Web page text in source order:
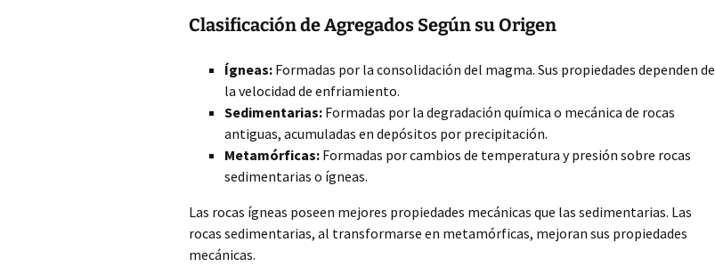
Clasificación de Agregados Según su Origen
Ígneas: Formadas por la consolidación del magma. Sus propiedades dependen de
la velocidad de enfriamiento.
Sedimentarias: Formadas por la degradación química o mecánica de rocas
antiguas, acumuladas en depósitos por precipitación.
Metamórficas: Formadas por cambios de temperatura y presión sobre rocas
sedimentarias o ígneas.
Las rocas ígneas poseen mejores propiedades mecánicas que las sedimentarias. Las
rocas sedimentarias, al transformarse en metamórficas, mejoran sus propiedades
mecánicas.